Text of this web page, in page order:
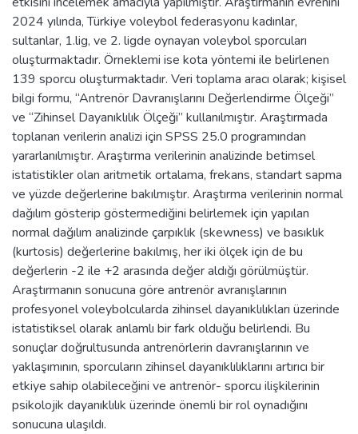
2024 yılında, Türkiye voleybol federasyonu kadınlar,
sultanlar, 1.lig, ve 2. ligde oynayan voleybol sporcuları
oluşturmaktadır. Örneklemi ise kota yöntemi ile belirlenen
139 sporcu oluşturmaktadır. Veri toplama aracı olarak; kişisel
bilgi formu, “Antrenör Davranışlarını Değerlendirme Ölçeği”
ve “Zihinsel Dayanıklılık Ölçeği” kullanılmıştır. Araştırmada
toplanan verilerin analizi için SPSS 25.0 programından
yararlanılmıştır. Araştırma verilerinin analizinde betimsel
istatistikler olan aritmetik ortalama, frekans, standart sapma
ve yüzde değerlerine bakılmıştır. Araştırma verilerinin normal
dağılım gösterip göstermediğini belirlemek için yapılan
normal dağılım analizinde çarpıklık (skewness) ve basıklık
(kurtosis) değerlerine bakılmış, her iki ölçek için de bu
değerlerin -2 ile +2 arasında değer aldığı görülmüştür.
Araştırmanın sonucuna göre antrenör avranışlarının
profesyonel voleybolcularda zihinsel dayanıklılıkları üzerinde
istatistiksel olarak anlamlı bir fark olduğu belirlendi. Bu
sonuçlar doğrultusunda antrenörlerin davranışlarının ve
yaklaşımının, sporcuların zihinsel dayanıklılıklarını artırıcı bir
etkiye sahip olabileceğini ve antrenör- sporcu ilişkilerinin
psikolojik dayanıklılık üzerinde önemli bir rol oynadığını
sonucuna ulaşıldı.